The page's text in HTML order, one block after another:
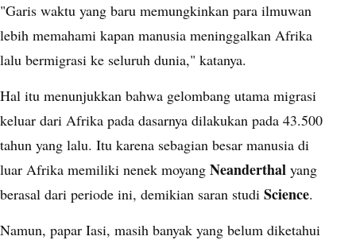
"Garis waktu yang baru memungkinkan para ilmuwan
lebih memahami kapan manusia meninggalkan Afrika
lalu bermigrasi ke seluruh dunia," katanya.
Hal itu menunjukkan bahwa gelombang utama migrasi
keluar dari Afrika pada dasarnya dilakukan pada 43.500
tahun yang lalu. Itu karena sebagian besar manusia di
luar Afrika memiliki nenek moyang Neanderthal yang
berasal dari periode ini, demikian saran studi Science.
Namun, papar Iasi, masih banyak yang belum diketahui